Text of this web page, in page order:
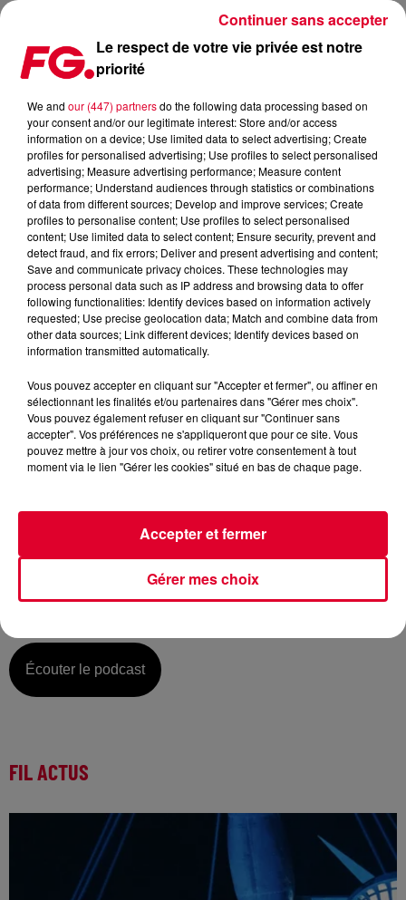
LA MUSIC STORY DU JOUR : OFENBACH
Publié : 1er septembre 2020 à 8h55 par Christophe
HUBERT
La music story du jour c’est celle d’Ofenbach…
Ça se chante et ça se danse… disait Claude François, dans
sa définition d’une chanson populaire ! Bien des décennies
plus tard, le duo français Ofenbach a retenu la leçon avec
l’un des morceaux qui aura marqué cet été, c’est « Head,
Écouter le podcast
FIL ACTUS
Le respect de votre vie privée est notre
priorité
We and our (447) partnersdo the following data processing based on
your consent and/or our legitimate interest: Store and/or access
information on a device; Use limited data to select advertising; Create
profiles for personalised advertising; Use profiles to select personalised
advertising; Measure advertising performance; Measure content
performance; Understand audiences through statistics or combinations
of data from different sources; Develop and improve services; Create
profiles to personalise content; Use profiles to select personalised
content; Use limited data to select content; Ensure security, prevent and
detect fraud, and fix errors; Deliver and present advertising and content;
Save and communicate privacy choices. These technologies may
process personal data such as IP address and browsing data to offer
following functionalities: Identify devices based on information actively
requested; Use precise geolocation data; Match and combine data from
other data sources; Link different devices; Identify devices based on
information transmitted automatically.
Vous pouvez accepter en cliquant sur "Accepter et fermer", ou affiner en
sélectionnant les finalités et/ou partenaires dans "Gérer mes choix".
Vous pouvez également refuser en cliquant sur "Continuer sans
accepter". Vos préférences ne s'appliqueront que pour ce site. Vous
pouvez mettre à jour vos choix, ou retirer votre consentement à tout
moment via le lien "Gérer les cookies" situé en bas de chaque page.
Gérer mes choix
Accepter et fermer
Continuer sans accepter